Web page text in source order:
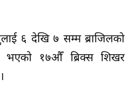
६ देखि ७ सम्म ब्राजिलको
भएको १७औँ ब्रिक्स शिखर